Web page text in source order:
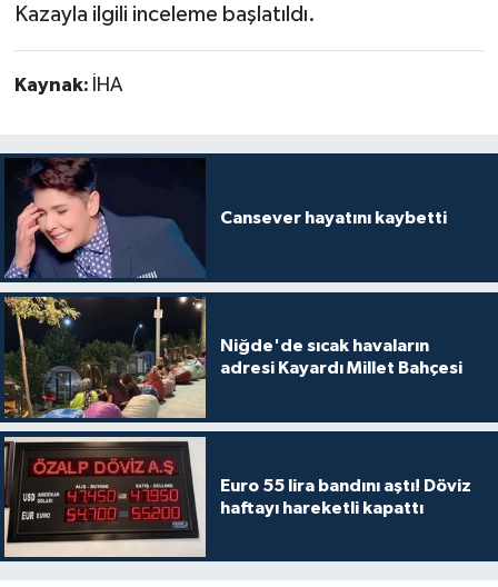
Kazayla ilgili inceleme başlatıldı.
Kaynak: İHA
Cansever hayatını kaybetti
Niğde'de sıcak havaların
adresi Kayardı Millet Bahçesi
Euro 55 lira bandını aştı! Döviz
haftayı hareketli kapattı